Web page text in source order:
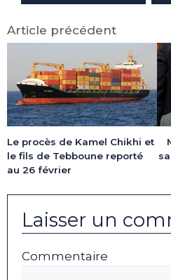
Article précédent
Le procès de Kamel Chikhi et
le fils de Tebboune reporté
au 26 février
Laisser un
Commentaire